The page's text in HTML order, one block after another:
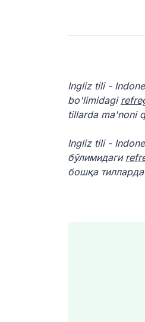
Ingliz tili -
bo'limidagi
tillarda ma'noni
Ingliz tili -
бўлимидаги
бошқа